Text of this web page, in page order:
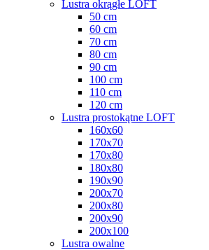
Lustra okrągłe LOFT
50 cm
60 cm
70 cm
80 cm
90 cm
100 cm
110 cm
120 cm
Lustra prostokątne LOFT
160x60
170x70
170x80
180x80
190x90
200x70
200x80
200x90
200x100
Lustra owalne